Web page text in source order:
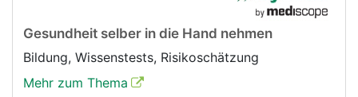
Gesundheit selber in die Hand nehmen
Bildung, Wissenstests, Risikoschätzung
Mehr zum Thema